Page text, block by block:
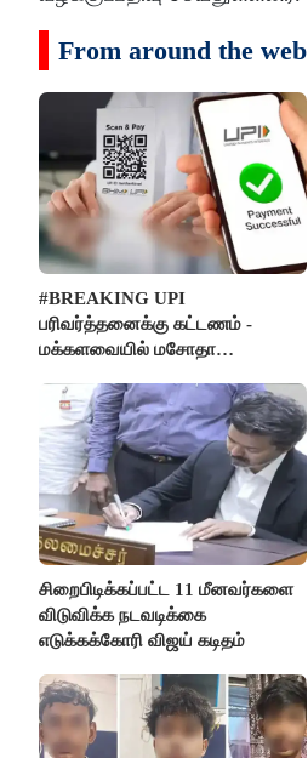
From around the web
#BREAKING UPI
பரிவர்த்தனைக்கு கட்டணம் -
மக்களவையில் மசோதா
சிறைபிடிக்கப்பட்ட 11 மீனவர்களை
விடுவிக்க நடவடிக்கை
எடுக்கக்கோரி விஜய் கடிதம்